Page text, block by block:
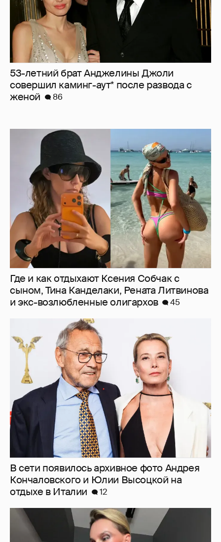
53-летний брат Анджелины Джоли
совершил каминг-аут* после развода с
женой
86
Где и как отдыхают Ксения Собчак с
сыном, Тина Канделаки, Рената Литвинова
и экс-возлюбленные олигархов
45
В сети появилось архивное фото Андрея
Кончаловского и Юлии Высоцкой на
отдыхе в Италии
12